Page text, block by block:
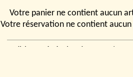
Votre panier ne contient aucun
Votre réservation ne contient